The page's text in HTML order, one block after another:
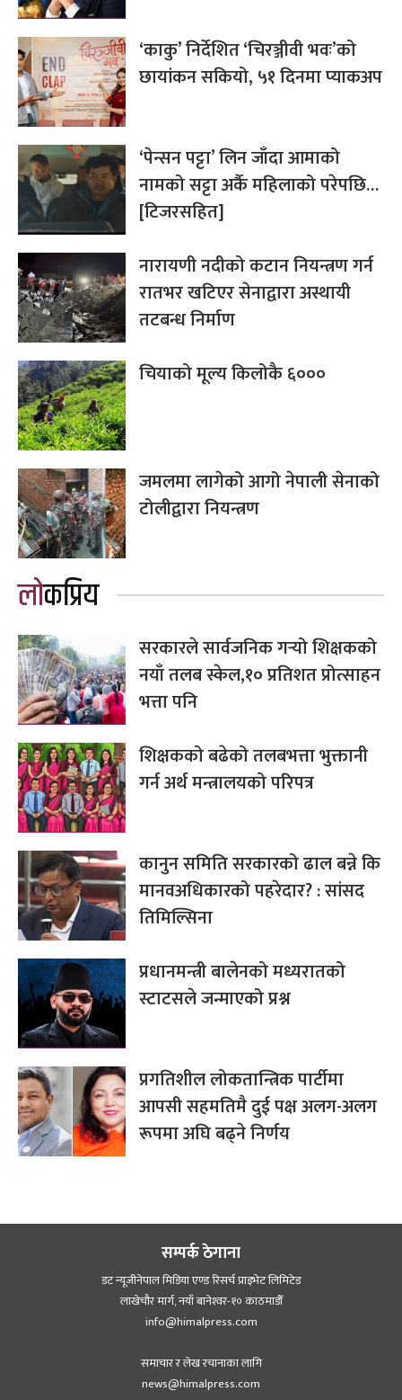
‘काकु’ निर्देशित ‘चिरञ्जीवी भवः’को
छायांकन सकियो, ५१ दिनमा प्याकअप
‘पेन्सन पट्टा’ लिन जाँदा आमाको
नामको सट्टा अर्कै महिलाको परेपछि…
[टिजरसहित]
नारायणी नदीको कटान नियन्त्रण गर्न
रातभर खटिएर सेनाद्वारा अस्थायी
तटबन्ध निर्माण
चियाको मूल्य किलोकै ६०००
जमलमा लागेको आगो नेपाली सेनाको
टोलीद्वारा नियन्त्रण
लोकप्रिय
सरकारले सार्वजनिक गर्‍यो शिक्षकको
नयाँ तलब स्केल,१० प्रतिशत प्रोत्साहन
भत्ता पनि
शिक्षकको बढेको तलबभत्ता भुक्तानी
गर्न अर्थ मन्त्रालयको परिपत्र
कानुन समिति सरकारको ढाल बन्ने कि
मानवअधिकारको पहरेदार? : सांसद
तिमिल्सिना
प्रधानमन्त्री बालेनको मध्यरातको
स्टाटसले जन्माएको प्रश्न
प्रगतिशील लोकतान्त्रिक पार्टीमा
आपसी सहमतिमै दुई पक्ष अलग-अलग
रूपमा अघि बढ्ने निर्णय
सम्पर्क ठेगाना
डट न्यूजीनेपाल मिडिया एण्ड रिसर्च प्राइभेट लिमिटेड
लाखेचौर मार्ग, नयाँ बानेश्‍वर-१० काठमाडौँ
info@himalpress.com
समाचार र लेख रचानाका लागि
news@himalpress.com